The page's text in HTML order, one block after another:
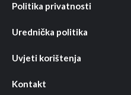
Politika privatnosti
Urednička politika
Uvjeti korištenja
Kontakt